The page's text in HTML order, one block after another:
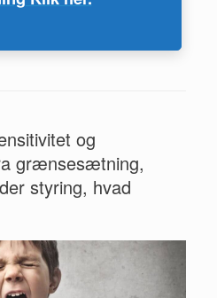
og
grænsesætning,
styring, hvad